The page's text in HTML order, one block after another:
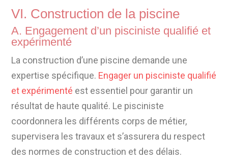
VI. Construction de la piscine
A. Engagement d’un pisciniste qualifié et
expérimenté
La construction d’une piscine demande une
expertise spécifique. Engager un pisciniste qualifié
et expérimenté est essentiel pour garantir un
résultat de haute qualité. Le pisciniste
coordonnera les différents corps de métier,
supervisera les travaux et s’assurera du respect
des normes de construction et des délais.